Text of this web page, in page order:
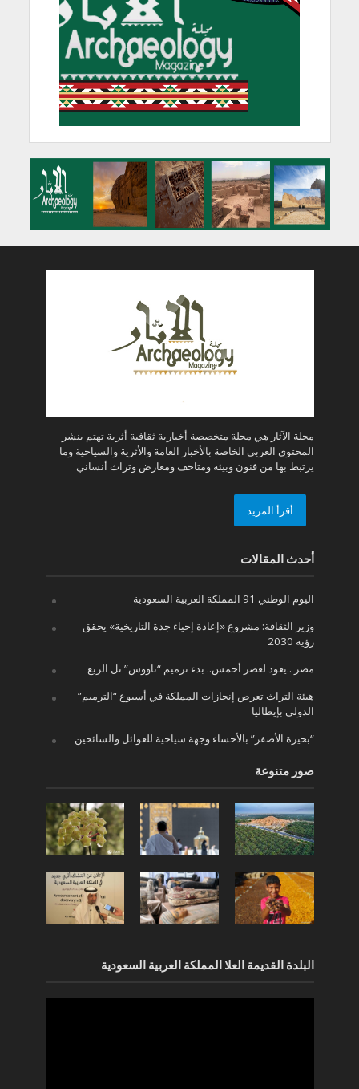
مجلة الآثار هي مجلة متخصصة أخبارية ثقافية أثرية تهتم بنشر
المحتوى العربي الخاصة بالأخبار العامة والأثرية والسياحية وما
يرتبط بها من فنون وبيئة ومتاحف ومعارض وتراث أنساني
أقرأ المزيد
أحدث المقالات
اليوم الوطني 91 المملكة العربية السعودية
وزير الثقافة: مشروع «إعادة إحياء جدة التاريخية» يحقق
رؤية 2030
مصر ..يعود لعصر أحمس.. بدء ترميم “ناووس” تل الربع
هيئة التراث تعرض إنجازات المملكة في أسبوع “الترميم”
الدولي بإيطاليا
“بحيرة الأصفر” بالأحساء وجهة سياحية للعوائل والسائحين
صور متنوعة
البلدة القديمة العلا المملكة العربية السعودية